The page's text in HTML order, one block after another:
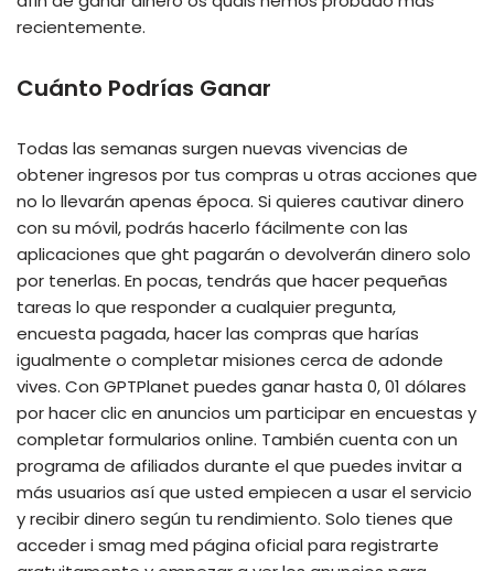
recientemente.
Cuánto Podrías Ganar
Todas las semanas surgen nuevas vivencias de
obtener ingresos por tus compras u otras acciones que
no lo llevarán apenas época. Si quieres cautivar dinero
con su móvil, podrás hacerlo fácilmente con las
aplicaciones que ght pagarán o devolverán dinero solo
por tenerlas. En pocas, tendrás que hacer pequeñas
tareas lo que responder a cualquier pregunta,
encuesta pagada, hacer las compras que harías
igualmente o completar misiones cerca de adonde
vives. Con GPTPlanet puedes ganar hasta 0, 01 dólares
por hacer clic en anuncios um participar en encuestas y
completar formularios online. También cuenta con un
programa de afiliados durante el que puedes invitar a
más usuarios así que usted empiecen a usar el servicio
y recibir dinero según tu rendimiento. Solo tienes que
acceder i smag med página oficial para registrarte